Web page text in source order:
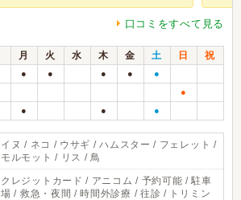
口コミをすべて見る
月 火 水 木 金 土 日
祝
● ● ● ● ●
●
● ● ●
イヌ / ネコ / ウサギ / ハムスター / フェレット /
モルモット / リス / 鳥
クレジットカード / アニコム / 予約可能 / 駐車
場 / 救急・夜間 / 時間外診療 / 往診 / トリミン